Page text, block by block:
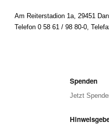
Am Reiterstadion 1a, 29451
Telefon 0 58 61 / 98 80-0,
Spenden
Jetzt